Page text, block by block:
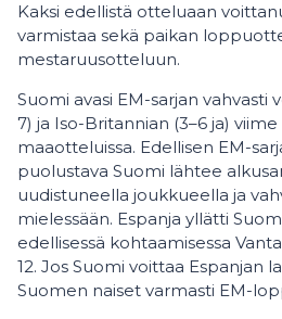
Kaksi edellistä otteluaan
varmistaa sekä paikan
mestaruusotteluun.
Suomi avasi EM-sarjan vahvasti
7) ja Iso-Britannian (3–6 ja)
maaotteluissa. Edellisen EM-
puolustava Suomi lähtee
uudistuneella joukkueella ja
mielessään. Espanja yllätti
edellisessä kohtaamisessa
12. Jos Suomi voittaa Espanjan
Suomen naiset varmasti EM-